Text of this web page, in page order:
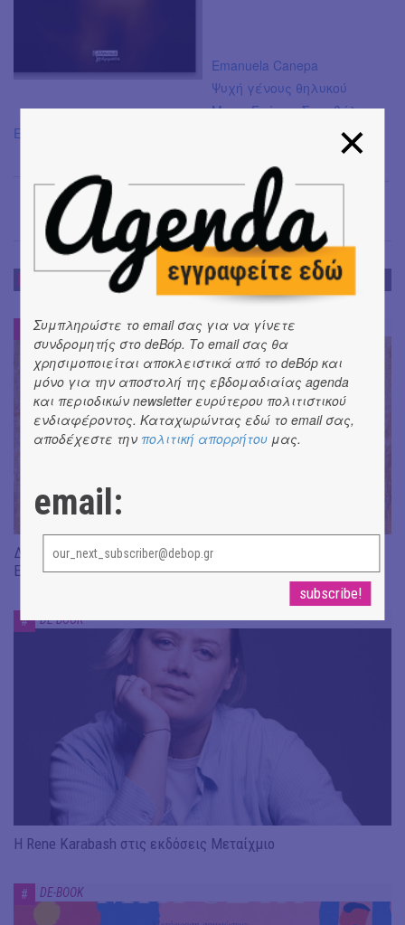
Emanuela Canepa
Ψυχή γένους θηλυκού
Μτφρ Γιάννα Σκαρβέλη
Εκδόσεις Ελληνικά Γράμματα
DE-BOOK
Διαβάσαμε: «Η πηγή των δακρύων» του Jean-Paul Dubois ||
Εκδ. Δώμα
# DE-BOOK
Η Rene Karabash στις εκδόσεις Μεταίχμιο
# DE-BOOK
Συμπληρώστε το email σας για να γίνετε
συνδρομητής στο deBόp. Το email σας θα
χρησιμοποιείται αποκλειστικά από το deBόp και
μόνο για την αποστολή της εβδομαδιαίας agenda
και περιοδικών newsletter ευρύτερου πολιτιστικού
ενδιαφέροντος. Καταχωρώντας εδώ το email σας,
αποδέχεστε την πολιτική απορρήτου μας.
email: